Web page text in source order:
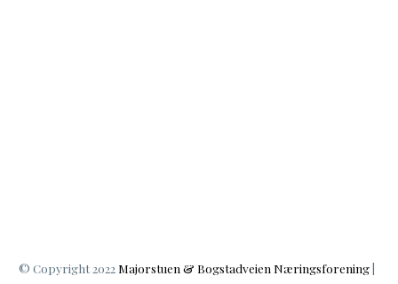
© Copyright 2022Majorstuen & Bogstadveien Næringsforening|